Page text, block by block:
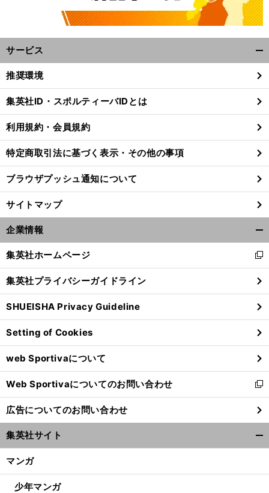
。
奥
サービス
閉
る
推奨環境
集英社ID・スポルティーバIDとは
利用規約・会員規約
特定商取引法に基づく表示・その他の事項
ブラウザプッシュ通知について
サイトマップ
企業情報
閉
る
集英社ホームページ
新
し
い
ウ
ィ
ン
ド
ウ
で
開
く
集英社プライバシーガイドライン
SHUEISHA Privacy Guideline
Setting of Cookies
web Sportivaについて
Web Sportivaについてのお問い合わせ
新
し
い
ウ
ィ
ン
ウ
広告についてのお問い合わせ
集英社サイト
マンガ
少年マンガ